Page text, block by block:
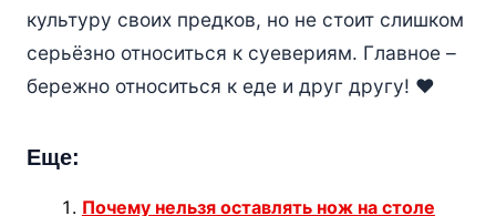
культуру своих предков, но не стоит слишком
серьёзно относиться к суевериям. Главное –
бережно относиться к еде и друг другу! ❤️
Еще:
Почему нельзя оставлять нож на столе